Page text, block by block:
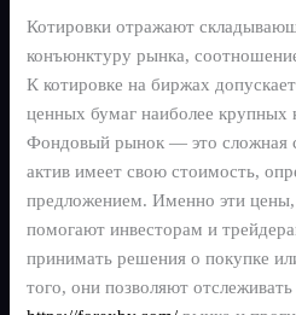
Котировки отражают
конъюнктуру рынка,
К котировке на биржах
ценных бумаг наиболее крупных
Фондовый рынок — это сложная
актив имеет свою стоимость,
предложением. Именно эти
помогают инвесторам и
принимать решения о покупке
того, они позволяют